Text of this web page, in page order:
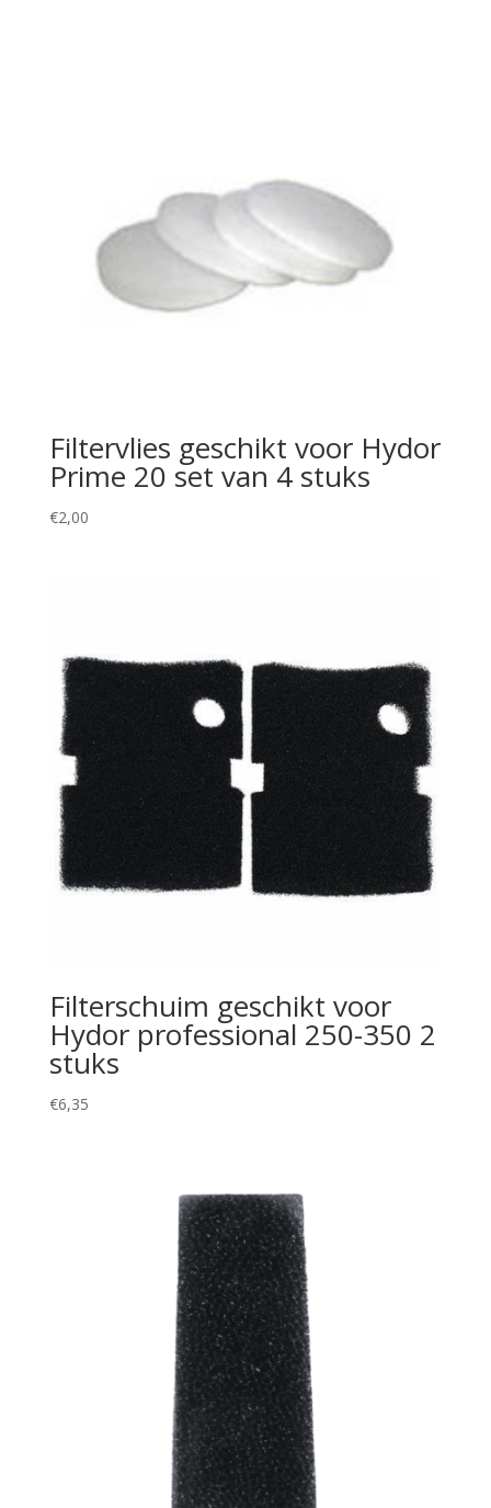
Filtervlies geschikt voor Hydor
Prime 20 set van 4 stuks
€2,00
Filterschuim geschikt voor
Hydor professional 250-350 2
stuks
€6,35